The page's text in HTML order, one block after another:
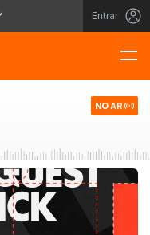
Entrar
NO AR